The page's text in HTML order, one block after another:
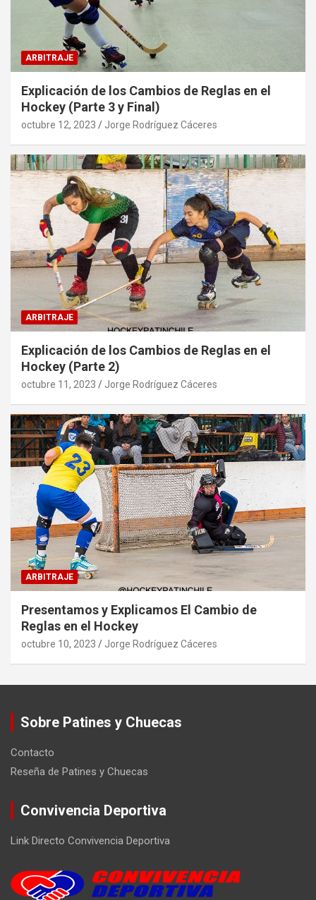
ARBITRAJE
Explicación de los Cambios de Reglas en el
Hockey (Parte 3 y Final)
octubre 12, 2023 Jorge Rodríguez Cáceres
ARBITRAJE
Explicación de los Cambios de Reglas en el
Hockey (Parte 2)
octubre 11, 2023 Jorge Rodríguez Cáceres
ARBITRAJE
Presentamos y Explicamos El Cambio de
Reglas en el Hockey
octubre 10, 2023 Jorge Rodríguez Cáceres
Sobre Patines y Chuecas
Contacto
Reseña de Patines y Chuecas
Convivencia Deportiva
Link Directo Convivencia Deportiva